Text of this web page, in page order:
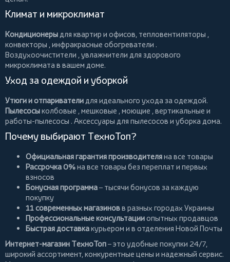
Климат и микроклимат
Кондиционерыдля квартир и офисов, тепловентиляторы ,
конвекторы ,инфракрасные обогреватели .
Воздухоочистители , увлажнители для здорового
микроклимата в вашем доме.
Уход за одеждой и уборкой
Утюги и отпаривателидля идеального ухода за одеждой.
Пылесосыколбовые ,мешковые ,моющие ,вертикальные и
работы-пылесосы . Аксессуары для пылесосов и уборка дома.
Почему выбирают ТехноТоп?
Официальная гарантия производителяна все товары
Рассрочка 0%на все товары без переплат и первых
взносов
Бонусная программа– тысячи бонусов за каждую
покупку
11 современных магазиновв разных городах Украины
Профессиональные консультацииопытных продавцов
Быстрая доставкакурьером и в отделения Новой Почты
Интернет-магазин ТехноТоп– это удобные покупки 24/7,
широкий ассортимент, конкурентные цены и надежный сервис.